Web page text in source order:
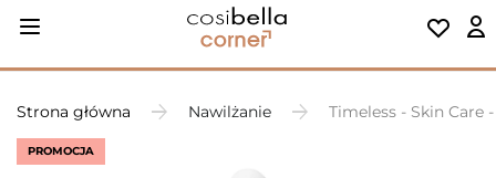
Strona główna Nawilżanie Timeless - Skin
PROMOCJA